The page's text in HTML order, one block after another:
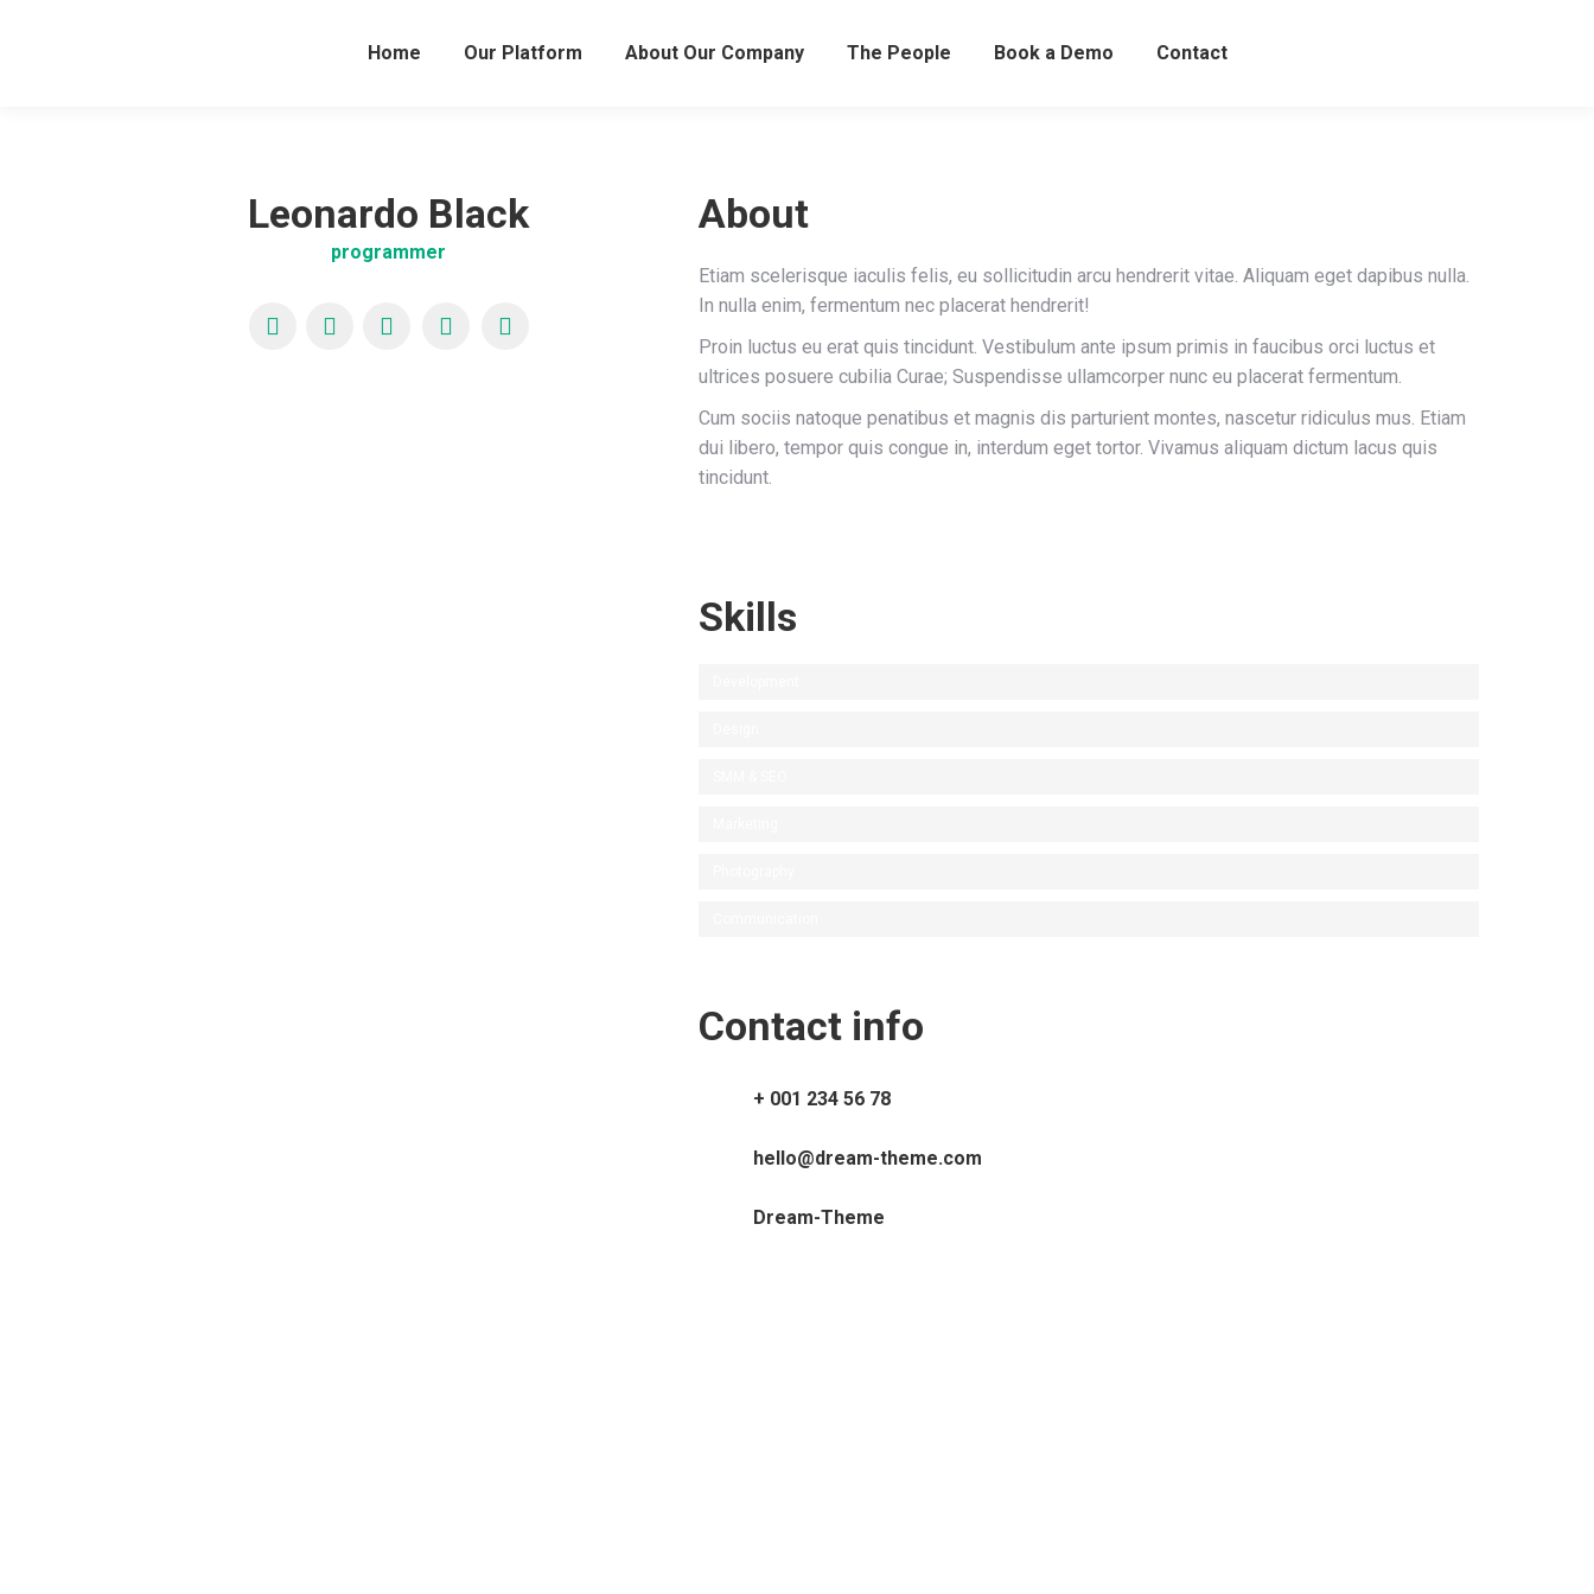
Home Our Platform About Our Company The People Book a Demo Contact
Leonardo Black
programmer
YouTube
X PinterestFacebookFoursquare
About
Etiam scelerisque iaculis felis, eu sollicitudin arcu hendrerit vitae. Aliquam eget dapibus nulla.
In nulla enim, fermentum nec placerat hendrerit!
Proin luctus eu erat quis tincidunt. Vestibulum ante ipsum primis in faucibus orci luctus et
ultrices posuere cubilia Curae; Suspendisse ullamcorper nunc eu placerat fermentum.
Cum sociis natoque penatibus et magnis dis parturient montes, nascetur ridiculus mus. Etiam
dui libero, tempor quis congue in, interdum eget tortor. Vivamus aliquam dictum lacus quis
tincidunt.
Skills
Contact info
+ 001 234 56 78
hello@dream-theme.com
Dream-Theme